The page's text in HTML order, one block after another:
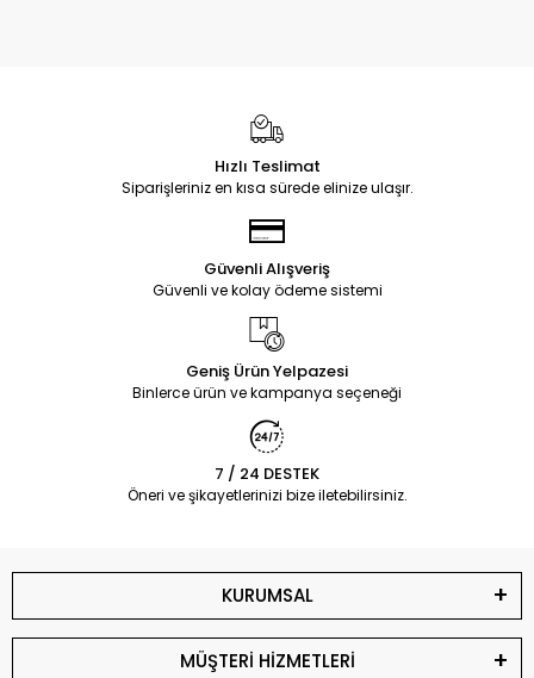
Hızlı Teslimat
Siparişleriniz en kısa sürede elinize ulaşır.
Güvenli Alışveriş
Güvenli ve kolay ödeme sistemi
Geniş Ürün Yelpazesi
Binlerce ürün ve kampanya seçeneği
7 / 24 DESTEK
Öneri ve şikayetlerinizi bize iletebilirsiniz.
KURUMSAL
MÜŞTERİ HİZMETLERİ